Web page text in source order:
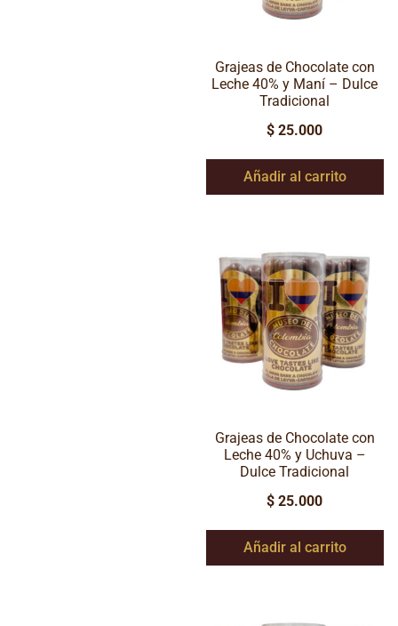
Grajeas de Chocolate con
Leche 40% y Maní – Dulce
Tradicional
$ 25.000
Añadir al carrito
Grajeas de Chocolate con
Leche 40% y Uchuva –
Dulce Tradicional
$ 25.000
Añadir al carrito